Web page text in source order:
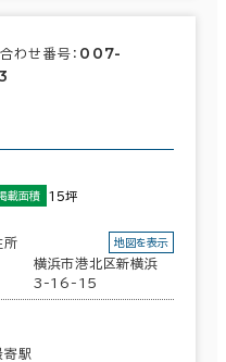
わせ番号： 007-
載面積 15坪
所
横浜市港北区新横浜
3-16-15
地図を表示
寄駅